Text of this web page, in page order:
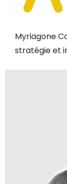
Myriagone
stratégie et